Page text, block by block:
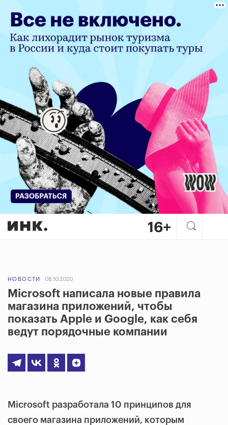
НОВОСТИ 08.10.2020
Microsoft написала новые правила
магазина приложений, чтобы
показать Apple и Google, как себя
ведут порядочные компании
Microsoft разработала 10 принципов для
своего магазина приложений, которым